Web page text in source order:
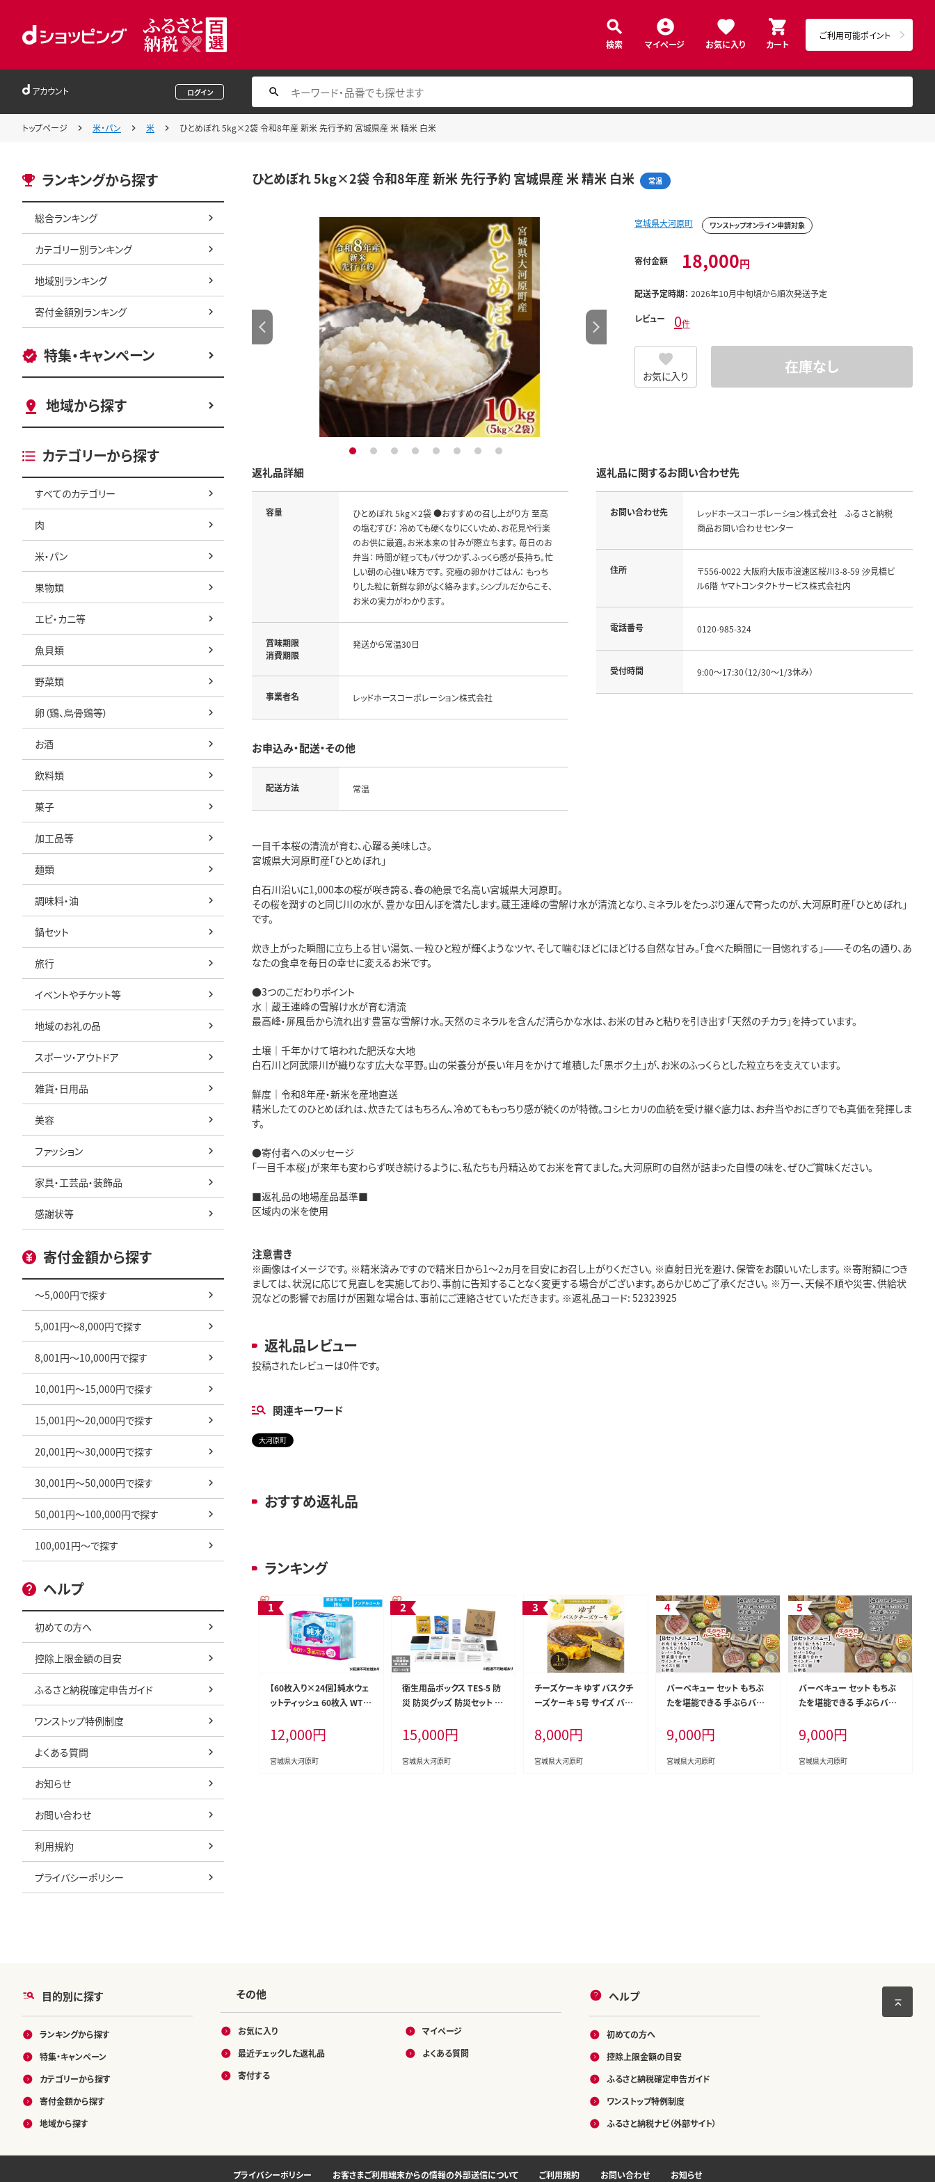
検索 マイページ お気に入り カート
ご利用可能ポイント
アカウント ログイン
トップページ 米・パン 米 ひとめぼれ 5kg×2袋 令和8年産 新米 先行予約 宮城県産 米 精米 白米
ランキングから探す
総合ランキング
カテゴリー別ランキング
地域別ランキング
寄付金額別ランキング
特集・キャンペーン
地域から探す
カテゴリーから探す
すべてのカテゴリー
肉
米・パン
果物類
エビ・カニ等
魚貝類
野菜類
卵（鶏、烏骨鶏等）
お酒
飲料類
菓子
加工品等
麺類
調味料・油
鍋セット
旅行
イベントやチケット等
地域のお礼の品
スポーツ・アウトドア
雑貨・日用品
美容
ファッション
家具・工芸品・装飾品
感謝状等
寄付金額から探す
～5,000円で探す
5,001円～8,000円で探す
8,001円～10,000円で探す
10,001円～15,000円で探す
15,001円～20,000円で探す
20,001円～30,000円で探す
30,001円～50,000円で探す
50,001円～100,000円で探す
100,001円～で探す
ヘルプ
初めての方へ
控除上限金額の目安
ふるさと納税確定申告ガイド
ワンストップ特例制度
よくある質問
お知らせ
お問い合わせ
利用規約
プライバシーポリシー
ひとめぼれ 5kg×2袋 令和8年産 新米 先行予約 宮城県産 米 精米 白米 常温
1 2 3 4 5 6 7 8
宮城県大河原町 ワンストップオンライン申請対象
寄付金額 18,000円
配送予定時期： 2026年10月中旬頃から順次発送予定
レビュー 0件
お気に入り 在庫なし
返礼品詳細
容量
ひとめぼれ 5kg×2袋 ●おすすめの召し上がり方 至高
の塩むすび： 冷めても硬くなりにくいため、お花見や行楽
のお供に最適。お米本来の甘みが際立ちます。 毎日のお
弁当： 時間が経ってもパサつかず、ふっくら感が長持ち。忙
しい朝の心強い味方です。 究極の卵かけごはん： もっち
りした粒に新鮮な卵がよく絡みます。シンプルだからこそ、
お米の実力がわかります。
賞味期限
消費期限
発送から常温30日
事業者名 レッドホースコーポレーション株式会社
お申込み・配送・その他
配送方法 常温
返礼品に関するお問い合わせ先
お問い合わせ先
レッドホースコーポレーション株式会社 ふるさと納税
商品お問い合わせセンター
住所
〒556-0022 大阪府大阪市浪速区桜川3-8-59 汐見橋ビ
ル6階 ヤマトコンタクトサービス株式会社内
電話番号 0120-985-324
受付時間 9:00～17:30（12/30～1/3休み）
一目千本桜の清流が育む、心躍る美味しさ。
宮城県大河原町産「ひとめぼれ」
白石川沿いに1,000本の桜が咲き誇る、春の絶景で名高い宮城県大河原町。
その桜を潤すのと同じ川の水が、豊かな田んぼを満たします。蔵王連峰の雪解け水が清流となり、ミネラルをたっぷり運んで育ったのが、大河原町産「ひとめぼれ」
です。
炊き上がった瞬間に立ち上る甘い湯気、一粒ひと粒が輝くようなツヤ、そして噛むほどにほどける自然な甘み。「食べた瞬間に一目惚れする」——その名の通り、あ
なたの食卓を毎日の幸せに変えるお米です。
●3つのこだわりポイント
水｜蔵王連峰の雪解け水が育む清流
最高峰・屏風岳から流れ出す豊富な雪解け水。天然のミネラルを含んだ清らかな水は、お米の甘みと粘りを引き出す「天然のチカラ」を持っています。
土壌｜千年かけて培われた肥沃な大地
白石川と阿武隈川が織りなす広大な平野。山の栄養分が長い年月をかけて堆積した「黒ボク土」が、お米のふっくらとした粒立ちを支えています。
鮮度｜令和8年産・新米を産地直送
精米したてのひとめぼれは、炊きたてはもちろん、冷めてももっちり感が続くのが特徴。コシヒカリの血統を受け継ぐ底力は、お弁当やおにぎりでも真価を発揮しま
す。
●寄付者へのメッセージ
「一目千本桜」が来年も変わらず咲き続けるように、私たちも丹精込めてお米を育てました。大河原町の自然が詰まった自慢の味を、ぜひご賞味ください。
■返礼品の地場産品基準■
区域内の米を使用
注意書き
※画像はイメージです。 ※精米済みですので精米日から1～2ヵ月を目安にお召し上がりください。 ※直射日光を避け、保管をお願いいたします。 ※寄附額につき
ましては、状況に応じて見直しを実施しており、事前に告知することなく変更する場合がございます。あらかじめご了承ください。 ※万一、天候不順や災害、供給状
況などの影響でお届けが困難な場合は、事前にご連絡させていただきます。 ※返礼品コード: 52323925
返礼品レビュー
投稿されたレビューは0件です。
関連キーワード
大河原町
おすすめ返礼品
ランキング
【60枚入り×24個】純水ウェ
ットティッシュ 60枚入 WTS-
ィシュ アイリスオーヤマ ノン
アルコール 手指 口まわり 手
拭き シート 純水 お出かけ
12,000円
宮城県大河原町
衛生用品ボックス TES-5 防
災 防災グッズ 防災セット ト
口腔ケア アイリスオーヤマ
防災士監修 災害備蓄管理士
監修
15,000円
宮城県大河原町
チーズケーキ ゆず バスクチ
ーズケーキ 5号 サイズ バス
お菓子 菓子 おかし おやつ
ユズ 柚子 チーズケーキお取
り寄せ 送料無料 配達 ご当地
8,000円
宮城県大河原町
バーベキュー セット もちぶ
たを堪能できる 手ぶらバー
Bコース 食事券 体験チケッ
ト チケット もちぶた 和豚 も
ち豚 豚肉 ポーク お肉 肉 豚
9,000円
宮城県大河原町
バーベキュー セット もちぶ
たを堪能できる 手ぶらバー
Bコース 食事券 体験チケッ
ト チケット もちぶた 和豚 も
ち豚 豚肉 ポーク お肉 肉 豚
9,000円
宮城県大河原町
目的別に探す
ランキングから探す
特集・キャンペーン
カテゴリーから探す
寄付金額から探す
地域から探す
その他
お気に入り
最近チェックした返礼品
寄付する
マイページ
よくある質問
ヘルプ
初めての方へ
控除上限金額の目安
ふるさと納税確定申告ガイド
ワンストップ特例制度
ふるさと納税ナビ（外部サイト）
プライバシーポリシー お客さまご利用端末からの情報の外部送信について ご利用規約 お問い合わせ お知らせ